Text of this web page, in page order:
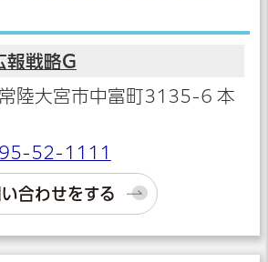
報戦略G
陸大宮市中富町3135-6 本
52-1111
合わせをする